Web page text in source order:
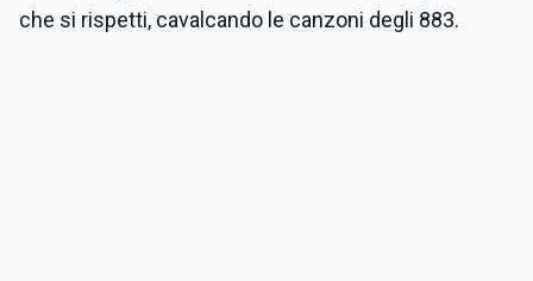
che si rispetti, cavalcando le canzoni degli 883.